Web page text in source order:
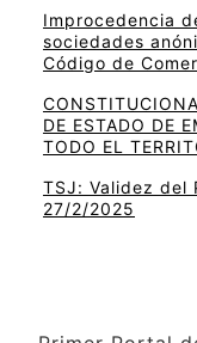
Improcedencia
sociedades
Código de
DE ESTADO DE
TODO EL
TSJ: Validez del
27/2/2025